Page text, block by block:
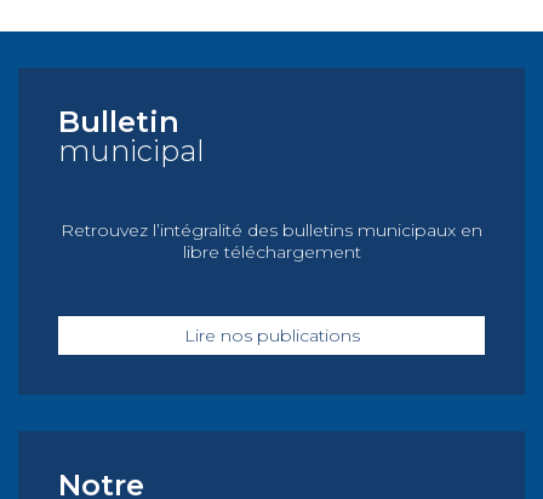
Bulletin
municipal
Retrouvez l’intégralité des bulletins municipaux en
libre téléchargement
Lire nos publications
Notre